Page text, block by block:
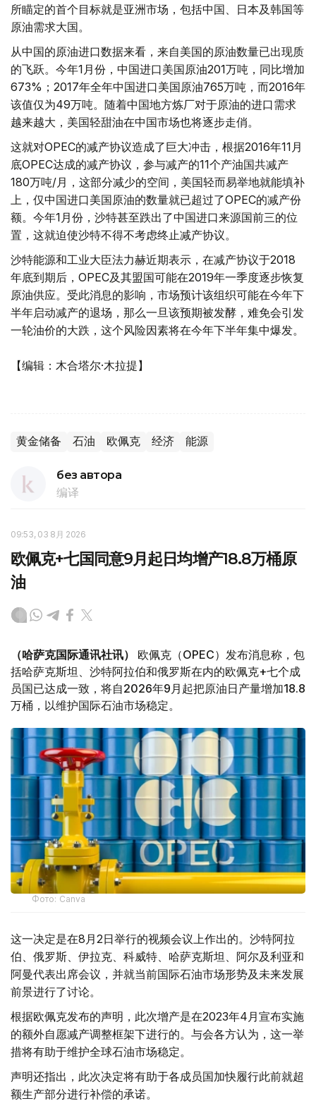
所瞄定的首个目标就是亚洲市场，包括中国、日本及韩国等
原油需求大国。
从中国的原油进口数据来看，来自美国的原油数量已出现质
的飞跃。今年1月份，中国进口美国原油201万吨，同比增加
673%；2017年全年中国进口美国原油765万吨，而2016年
该值仅为49万吨。随着中国地方炼厂对于原油的进口需求
越来越大，美国轻甜油在中国市场也将逐步走俏。
这就对OPEC的减产协议造成了巨大冲击，根据2016年11月
底OPEC达成的减产协议，参与减产的11个产油国共减产
180万吨/月，这部分减少的空间，美国轻而易举地就能填补
上，仅中国进口美国原油的数量就已超过了OPEC的减产份
额。今年1月份，沙特甚至跌出了中国进口来源国前三的位
置，这就迫使沙特不得不考虑终止减产协议。
沙特能源和工业大臣法力赫近期表示，在减产协议于2018
年底到期后，OPEC及其盟国可能在2019年一季度逐步恢复
原油供应。受此消息的影响，市场预计该组织可能在今年下
半年启动减产的退场，那么一旦该预期被发酵，难免会引发
一轮油价的大跌，这个风险因素将在今年下半年集中爆发。
【编辑：木合塔尔·木拉提】
黄金储备 石油 欧佩克 经济 能源
без автора
编译
09:53, 03 8月 2026
欧佩克+七国同意9月起日均增产18.8万桶原
油
（哈萨克国际通讯社讯）
欧佩克（OPEC）发布消息称，包
括哈萨克斯坦、沙特阿拉伯和俄罗斯在内的欧佩克+七个成
员国已达成一致，将自2026年9月起把原油日产量增加18.8
万桶，以维护国际石油市场稳定。
Фото: Canva
这一决定是在8月2日举行的视频会议上作出的。沙特阿拉
伯、俄罗斯、伊拉克、科威特、哈萨克斯坦、阿尔及利亚和
阿曼代表出席会议，并就当前国际石油市场形势及未来发展
前景进行了讨论。
根据欧佩克发布的声明，此次增产是在2023年4月宣布实施
的额外自愿减产调整框架下进行的。与会各方认为，这一举
措将有助于维护全球石油市场稳定。
声明还指出，此次决定将有助于各成员国加快履行此前就超
额生产部分进行补偿的承诺。